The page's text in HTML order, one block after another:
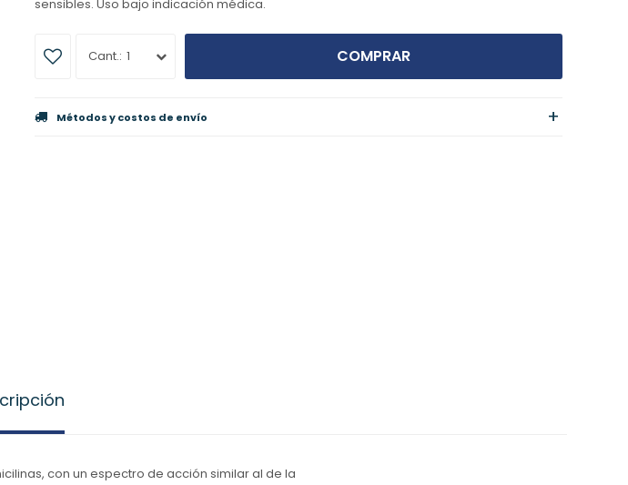
sensibles. Uso bajo indicación médica.
1 COMPRAR
Métodos y costos de envío
con un espectro de acción similar al de la